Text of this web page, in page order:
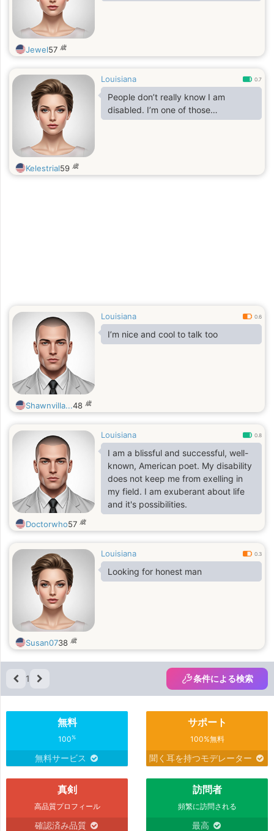
Jewel57 歳
Louisiana 0.7
People don’t really know I am
disabled. I’m one of those…
Kelestrial59 歳
Louisiana 0.6
I’m nice and cool to talk too
Shawnvilla...48 歳
Louisiana 0.8
I am a blissful and successful, well-
known, American poet. My disability
does not keep me from exelling in
my field. I am exuberant about life
and it's possibilities.
Doctorwho57 歳
Louisiana 0.3
Looking for honest man
Susan0738 歳
1 条件による検索
無料
100%
無料サービス
サポート
100%無料
聞く耳を持つモデレーター
真剣
高品質プロフィール
確認済み品質
訪問者
頻繁に訪問される
最高